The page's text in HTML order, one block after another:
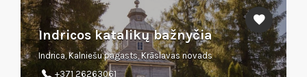
Indricos katalikų bažnyčia
Indrica, Kalniešu pagasts, Krāslavas novads
+371 26263061